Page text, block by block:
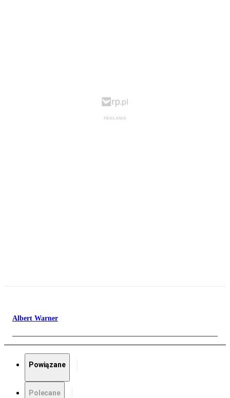
Albert Warner
Powiązane
Polecane